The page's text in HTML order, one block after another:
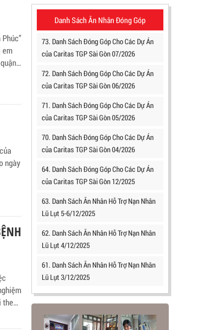
em
ngày
theo
Danh Sách Ân Nhân Đóng Góp
73. Danh Sách Đóng Góp Cho Các Dự Án
của Caritas TGP Sài Gòn 07/2026
72. Danh Sách Đóng Góp Cho Các Dự Án
của Caritas TGP Sài Gòn 06/2026
71. Danh Sách Đóng Góp Cho Các Dự Án
của Caritas TGP Sài Gòn 05/2026
70. Danh Sách Đóng Góp Cho Các Dự Án
của Caritas TGP Sài Gòn 04/2026
64. Danh Sách Đóng Góp Cho Các Dự Án
của Caritas TGP Sài Gòn 12/2025
63. Danh Sách Ân Nhân Hỗ Trợ Nạn Nhân
Lũ Lụt 5-6/12/2025
62. Danh Sách Ân Nhân Hỗ Trợ Nạn Nhân
Lũ Lụt 4/12/2025
61. Danh Sách Ân Nhân Hỗ Trợ Nạn Nhân
Lũ Lụt 3/12/2025